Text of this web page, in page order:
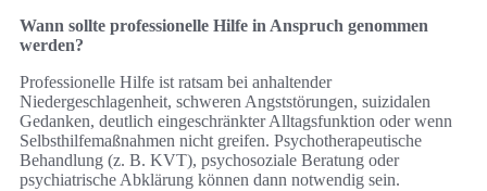
Wann sollte professionelle Hilfe in Anspruch genommen
werden?
Professionelle Hilfe ist ratsam bei anhaltender
Niedergeschlagenheit, schweren Angststörungen, suizidalen
Gedanken, deutlich eingeschränkter Alltagsfunktion oder wenn
Selbsthilfemaßnahmen nicht greifen. Psychotherapeutische
Behandlung (z. B. KVT), psychosoziale Beratung oder
psychiatrische Abklärung können dann notwendig sein.